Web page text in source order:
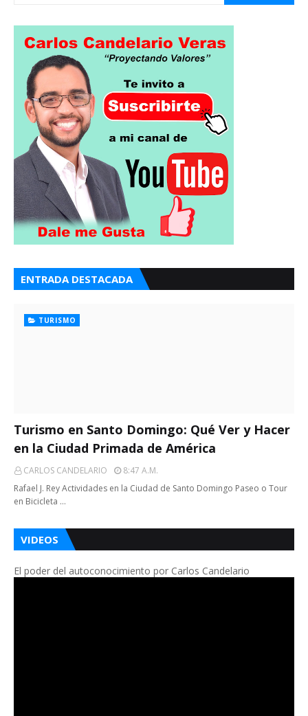
ENTRADA DESTACADA
TURISMO
Turismo en Santo Domingo: Qué Ver y Hacer
en la Ciudad Primada de América
CARLOS CANDELARIO
8:47 A.m.
Rafael J. Rey Actividades en la Ciudad de Santo Domingo Paseo o Tour
en Bicicleta …
VIDEOS
El poder del autoconocimiento por Carlos Candelario